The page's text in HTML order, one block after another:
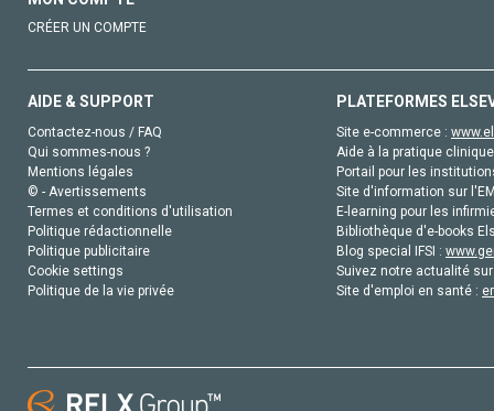
CRÉER UN COMPTE
AIDE & SUPPORT
Contactez-nous / FAQ
Qui sommes-nous ?
Mentions légales
© - Avertissements
Termes et conditions d'utilisation
Politique rédactionnelle
Politique publicitaire
Cookie settings
Politique de la vie privée
PLATEFORMES
Site e-commerce :
Aide à la pratique
Portail pour les
Site d'information sur
E-learning pour les
Bibliothèque d'e-books
Blog special IFSI :
Suivez notre actualité
Site d'emploi en santé :